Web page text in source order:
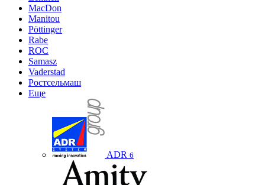
MacDon
Manitou
Pöttinger
Rabe
ROC
Samasz
Vaderstad
Ростсельмаш
Еще
ADR 6